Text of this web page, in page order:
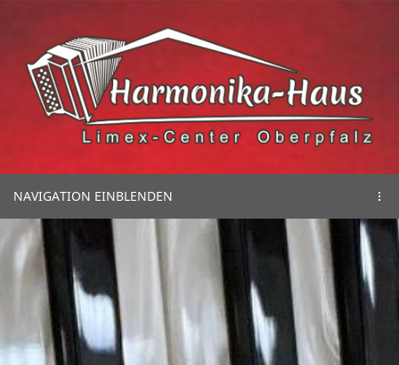
NAVIGATION EINBLENDEN